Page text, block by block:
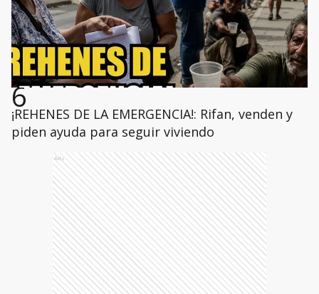
6
¡REHENES DE LA EMERGENCIA!: Rifan, venden y
piden ayuda para seguir viviendo
Ads